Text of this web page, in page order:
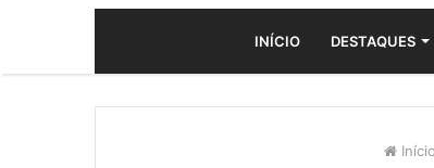
INÍCIO DESTAQUES
Início